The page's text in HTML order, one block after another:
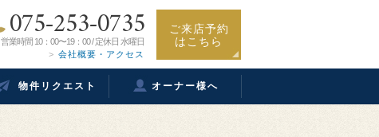
075-253-0735
営業時間 10：00〜19：00 / 定休日 水曜日
会社概要・アクセス
ご来店予約
はこちら
物件リクエスト オーナー様へ